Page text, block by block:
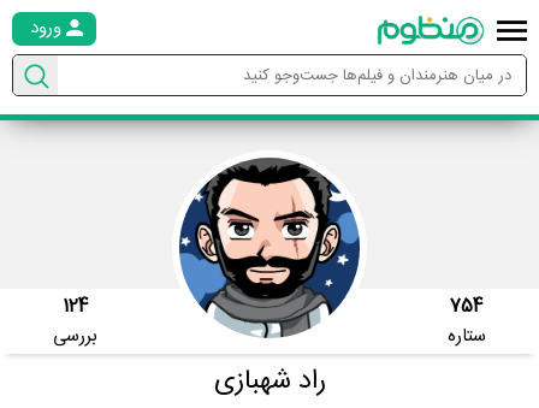
ورود
754
ستاره
124
بررسی
راد شهبازی